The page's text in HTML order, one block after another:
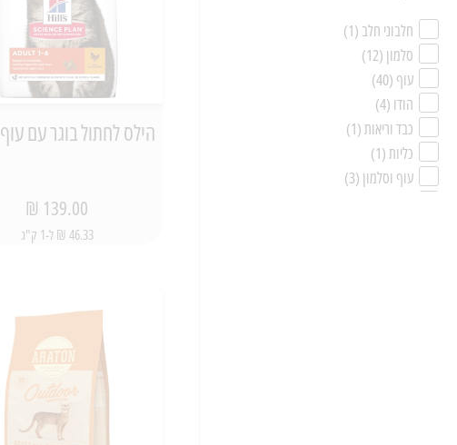
חלבוני חלב (1)
סלמון (12)
עוף (40)
הודו (4)
כבד וריאות(1)
כליות(1)
עוף וסלמון (3)
הילס לחתול בוגר עם עוף 3 ק"ג
139.00 ₪
46.33 ₪ ל-1 ק"ג